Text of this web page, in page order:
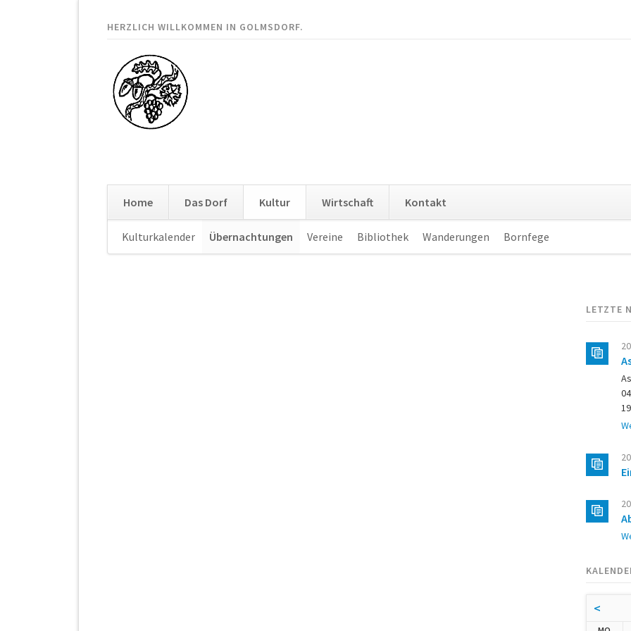
HERZLICH WILLKOMMEN IN GOLMSDORF.
überspringen
Home Das Dorf Kultur Wirtschaft Kontakt
überspringen
Kulturkalender Übernachtungen Vereine Bibliothek Wanderungen Bornfege
LETZTE
<